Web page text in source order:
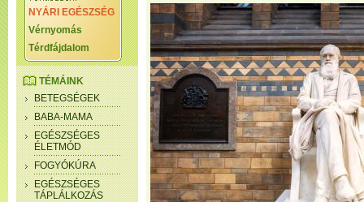
NYÁRI EGÉSZSÉG
Vérnyomás
Térdfájdalom
TÉMÁINK
BETEGSÉGEK
BABA-MAMA
EGÉSZSÉGES
ÉLETMÓD
FOGYÓKÚRA
EGÉSZSÉGES
TÁPLÁLKOZÁS